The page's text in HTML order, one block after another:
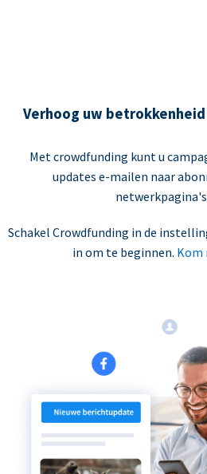
Verhoog uw
Met crowdfunding kunt u
updates e-mailen naar
Schakel Crowdfunding in de
in om te beginnen. Kom